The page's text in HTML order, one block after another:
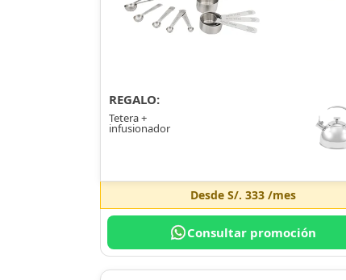
REGALO:
Tetera +
infusionador
Desde S/. 333/mes
Consultar promoción